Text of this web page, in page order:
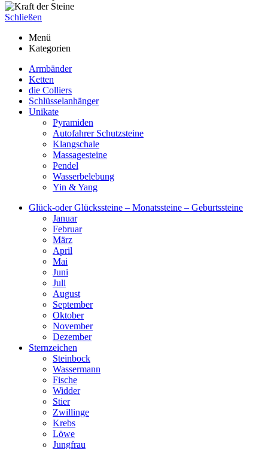
Schließen
Menü
Kategorien
Armbänder
Ketten
die Colliers
Schlüsselanhänger
Unikate
Pyramiden
Autofahrer Schutzsteine
Klangschale
Massagesteine
Pendel
Wasserbelebung
Yin & Yang
Glück-oder Glückssteine – Monatssteine – Geburtssteine
Januar
Februar
März
April
Mai
Juni
Juli
August
September
Oktober
November
Dezember
Sternzeichen
Steinbock
Wassermann
Fische
Widder
Stier
Zwillinge
Krebs
Löwe
Jungfrau